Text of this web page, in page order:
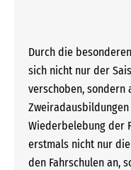
Durch die
sich nicht nur der
verschoben, sondern
Wiederbelebung der
erstmals nicht nur
den Fahrschulen an,